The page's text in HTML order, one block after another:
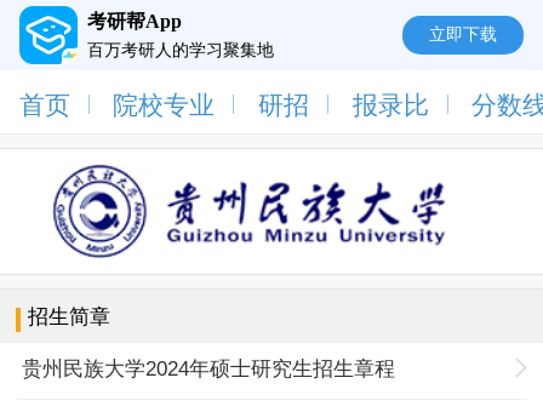
考研帮App
百万考研人的学习聚集地
立即下载
首页 院校专业 研招 报录比 分数
招生简章
贵州民族大学2024年硕士研究生招生章程